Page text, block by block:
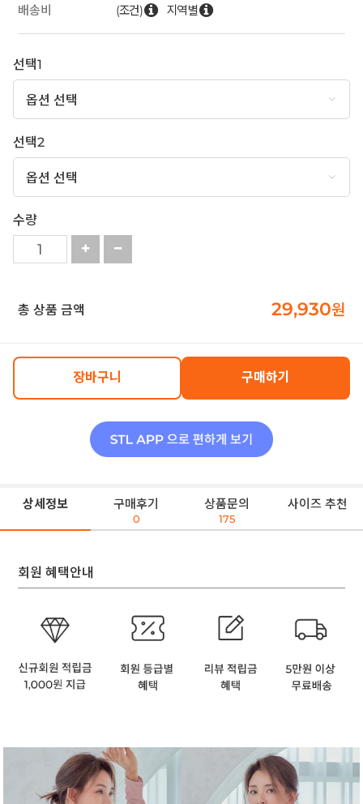
배송비 (조건) 지역별
선택1
선택2
수량
총 상품 금액 29,930원
장바구니 구매하기
상세정보 구매후기
0
상품문의
175
사이즈 추천
회원 혜택안내